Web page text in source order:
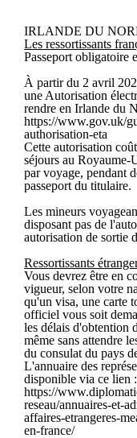
IRLANDE DU
Les ressortissants
Passeport obligatoire
À partir du 2 avril
une Autorisation
rendre en Irlande du
https://www.gov.uk/
authorisation-eta
Cette autorisation
séjours au Royaume-
par voyage, pendant
passeport du titulaire.
Les mineurs
disposant pas de
autorisation de sortie
Ressortissants
Vous devrez être en
vigueur, selon votre
qu'un visa, une carte
officiel vous soit
les délais d'obtention
même sans attendre
du consulat du pays
L'annuaire des
disponible via ce lien :
https://
reseau/annuaires-et-
affaires-etrangeres-
en-france/